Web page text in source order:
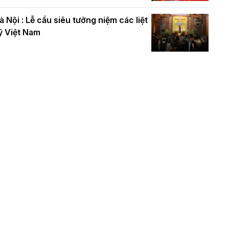
Nội : Lễ cầu siêu tưởng niệm các liệt
Việt Nam